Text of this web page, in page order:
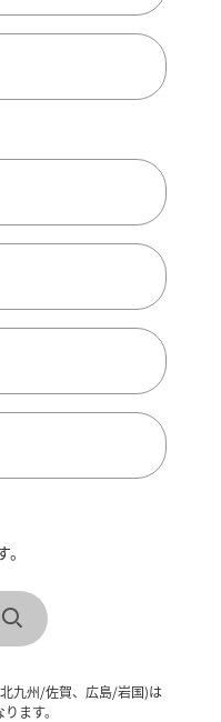
トを選択
九州/佐賀、広島/岩国)は
ます。